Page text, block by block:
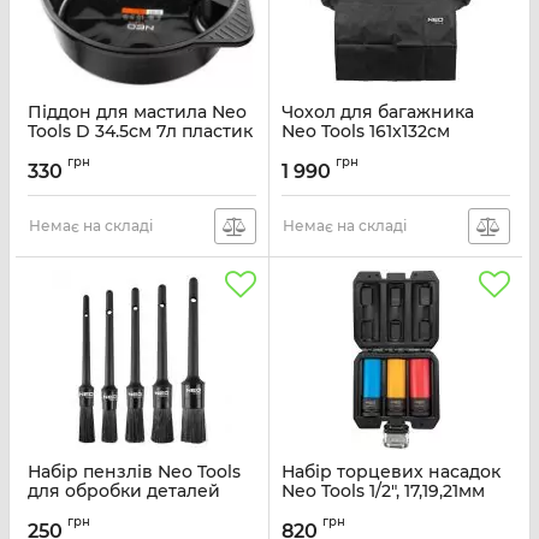
Піддон для мастила Neo
Tools D 34.5см 7л пластик
Артикул:
330 грн
Немає на складі
Чохол для багажника
Neo Tools 161x132см
1 990 грн
Немає на складі
Набір пензлів Neo Tools
для обробки деталей
Артикул:
250 грн
Набір торцевих насадок
Neo Tools 1/2", 17,19,21мм
Артикул:
820 грн